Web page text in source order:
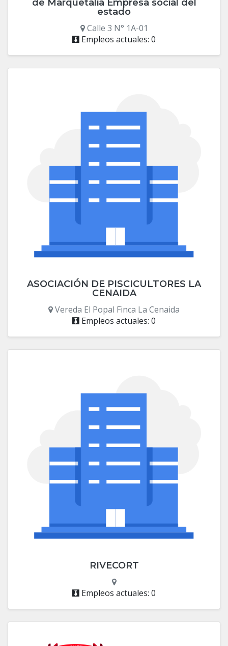
de Marquetalia Empresa social del
estado
Calle 3 N° 1A-01
Empleos actuales: 0
ASOCIACIÓN DE PISCICULTORES LA
CENAIDA
Vereda El Popal Finca La Cenaida
Empleos actuales: 0
RIVECORT
Empleos actuales: 0